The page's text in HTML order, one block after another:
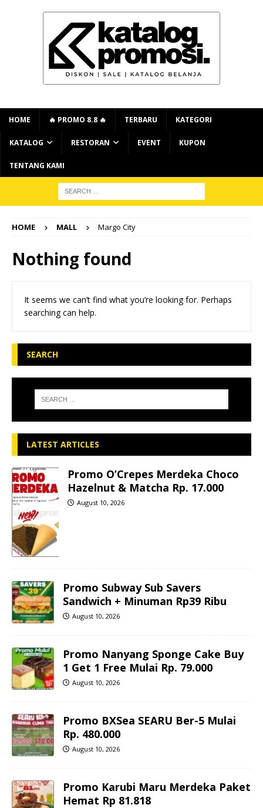
HOME 🔥 PROMO 8.8 🔥 TERBARU KATEGORI
KATALOG RESTORAN EVENT KUPON
TENTANG KAMI
HOME MALL Margo City
Nothing found
It seems we can’t find what you’re looking for. Perhaps
searching can help.
SEARCH
LATEST ARTICLES
Promo O’Crepes Merdeka Choco
Hazelnut & Matcha Rp. 17.000
August 10, 2026
Promo Subway Sub Savers
Sandwich + Minuman Rp39 Ribu
August 10, 2026
Promo Nanyang Sponge Cake Buy
1 Get 1 Free Mulai Rp. 79.000
August 10, 2026
Promo BXSea SEARU Ber-5 Mulai
Rp. 480.000
August 10, 2026
Promo Karubi Maru Merdeka Paket
Hemat Rp 81.818